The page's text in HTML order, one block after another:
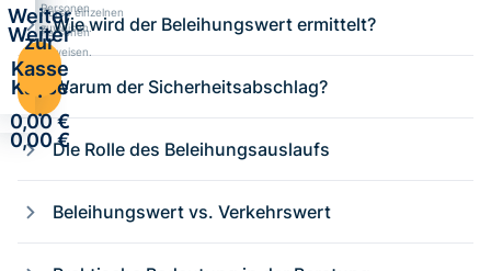
Personen
zuweisen.
Weiter
zur
Kasse
·
0,00 €
Kurse einzelnen
Personen
zuweisen.
Weiter
zur
Kasse
·
0,00 €
Wie wird der Beleihungswert ermittelt?
Warum der Sicherheitsabschlag?
Die Rolle des Beleihungsauslaufs
Beleihungswert vs. Verkehrswert